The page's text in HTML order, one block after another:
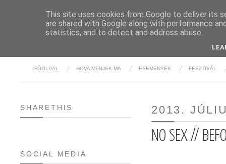
FŐOLDAL HOVA MENJEK MA ESEMÉNYEK FESZTIVÁL
2013.
NO SEX //
SHARETHIS
SOCIAL MEDIA
This site uses cookies from Google to deliver its
are shared with Google along with performance
statistics, and to detect and address abuse.